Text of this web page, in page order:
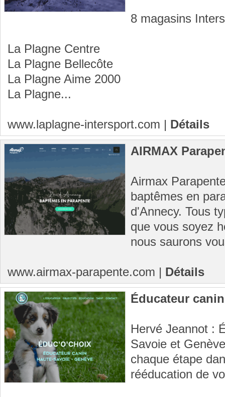
8 magasins
La Plagne Centre
La Plagne Bellecôte
La Plagne Aime 2000
La Plagne...
www.laplagne-intersport.com | Détails
AIRMAX
Airmax
baptêmes en
d'Annecy. Tous
que vous soyez
nous saurons
www.airmax-parapente.com | Détails
Éducateur
Hervé Jeannot :
Savoie et
chaque étape
rééducation de